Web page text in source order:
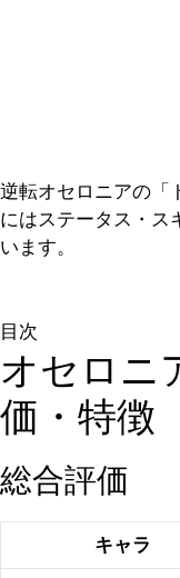
逆転オセロニアの「
にはステータス・ス
います。
目次
オセロニ
価・特徴
総合評価
キャラ